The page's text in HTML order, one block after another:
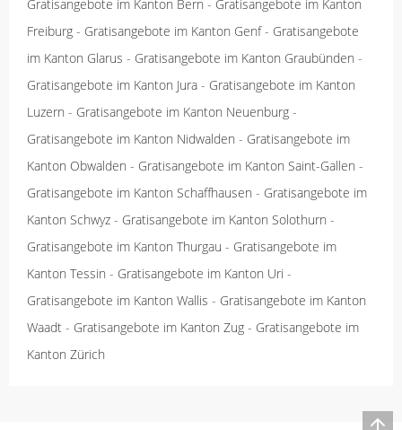
Gratisangebote im Kanton Bern - Gratisangebote im Kanton
Freiburg - Gratisangebote im Kanton Genf- Gratisangebote
im Kanton Glarus - Gratisangebote im Kanton Graubünden -
Gratisangebote im Kanton Jura - Gratisangebote im Kanton
Luzern - Gratisangebote im Kanton Neuenburg -
Gratisangebote im Kanton Nidwalden - Gratisangebote im
Kanton Obwalden - Gratisangebote im Kanton Saint-Gallen -
Gratisangebote im Kanton Schaffhausen - Gratisangebote im
Kanton Schwyz - Gratisangebote im Kanton Solothurn -
Gratisangebote im Kanton Thurgau - Gratisangebote im
Kanton Tessin - Gratisangebote im Kanton Uri -
Gratisangebote im Kanton Wallis - Gratisangebote im Kanton
Waadt - Gratisangebote im Kanton Zug - Gratisangebote im
Kanton Zürich